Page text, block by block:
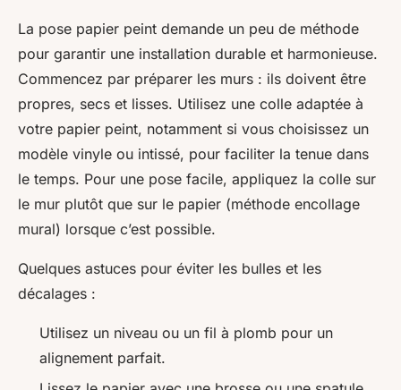
La pose papier peint demande un peu de méthode
pour garantir une installation durable et harmonieuse.
Commencez par préparer les murs : ils doivent être
propres, secs et lisses. Utilisez une colle adaptée à
votre papier peint, notamment si vous choisissez un
modèle vinyle ou intissé, pour faciliter la tenue dans
le temps. Pour une pose facile, appliquez la colle sur
le mur plutôt que sur le papier (méthode encollage
mural) lorsque c’est possible.
Quelques astuces pour éviter les bulles et les
décalages :
Utilisez un niveau ou un fil à plomb pour un
alignement parfait.